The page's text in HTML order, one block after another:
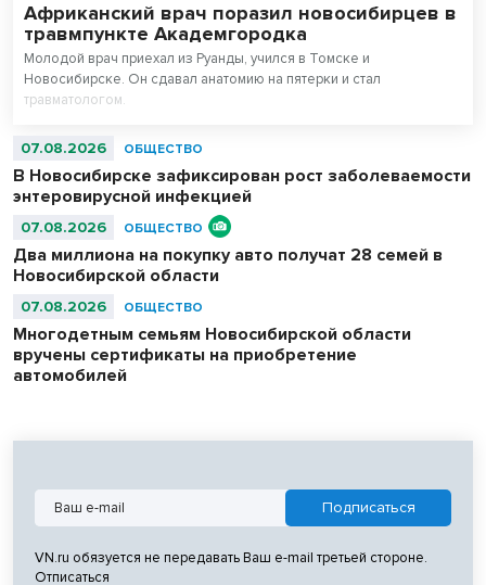
Африканский врач поразил новосибирцев в
травмпункте Академгородка
Молодой врач приехал из Руанды, учился в Томске и
Новосибирске. Он сдавал анатомию на пятерки и стал
травматологом.
07.08.2026 ОБЩЕСТВО
В Новосибирске зафиксирован рост заболеваемости
энтеровирусной инфекцией
07.08.2026 ОБЩЕСТВО
Два миллиона на покупку авто получат 28 семей в
Новосибирской области
07.08.2026 ОБЩЕСТВО
Многодетным семьям Новосибирской области
вручены сертификаты на приобретение
автомобилей
VN.ru обязуется не передавать Ваш e-mail третьей стороне.
Отписаться